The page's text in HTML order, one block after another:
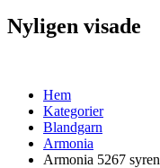
Nyligen visade
Hem
Kategorier
Blandgarn
Armonia
Armonia 5267 syren